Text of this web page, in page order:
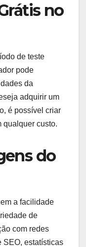
no
de teste
pode
da
adquirir um
é possível criar
qualquer custo.
do
a facilidade
de
com redes
SEO, estatísticas